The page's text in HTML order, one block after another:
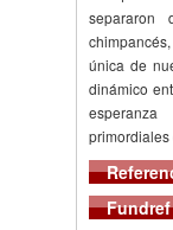
separaron
única de
dinámico
primordiales
Fundref